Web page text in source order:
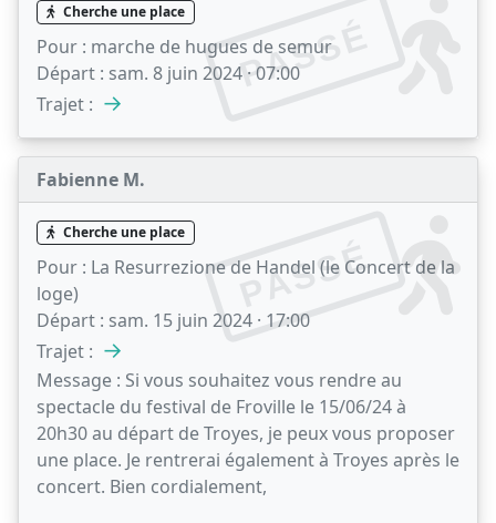
PASSÉ
Cherche une place
Pour : marche de hugues de semur
Départ : sam. 8 juin 2024 · 07:00
Trajet : →
Fabienne M.
PASSÉ
Cherche une place
Pour : La Resurrezione de Handel (le Concert de la
loge)
Départ : sam. 15 juin 2024 · 17:00
Trajet : →
Message : Si vous souhaitez vous rendre au
spectacle du festival de Froville le 15/06/24 à
20h30 au départ de Troyes, je peux vous proposer
une place. Je rentrerai également à Troyes après le
concert. Bien cordialement,